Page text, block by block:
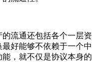
流通还包括各个一层资
好能够不依赖于一个中
，就不仅是协议本身的